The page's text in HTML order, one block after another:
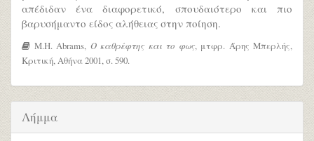
απέδιδαν ένα διαφορετικό, σπουδαιότερο και πιο
βαρυσήμαντο είδος αλήθειας στην ποίηση.
M.H. Abrams, Ο καθρέφτης και το φως, μτφρ. Άρης Μπερλής,
Κριτική, Αθήνα 2001, σ. 590.
Λήμμα